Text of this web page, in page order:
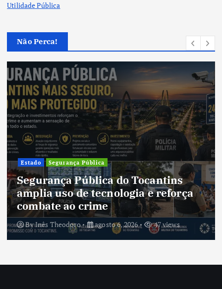
Utilidade Pública
Não Perca!
Cultura
Cultura do Tocantins preserva
tradições e fortalece identidade de
um estado em constante
transformação
ByInês Theodoro agosto 5, 2026 45 views